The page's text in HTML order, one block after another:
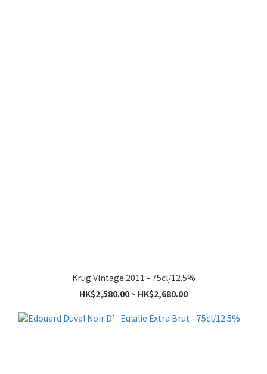
Krug Vintage 2011 - 75cl/12.5%
HK$2,580.00 ~ HK$2,680.00